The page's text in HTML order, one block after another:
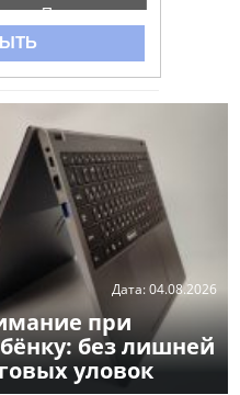
при
без лишней
уловок
Дата:04.08.2026